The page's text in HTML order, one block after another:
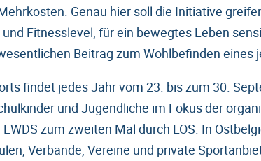
Genau hier soll die Initiative
Fitnesslevel, für ein bewegtes Leben
Beitrag zum Wohlbefinden eines
findet jedes Jahr vom 23. bis zum 30.
und Jugendliche im Fokus der
zum zweiten Mal durch LOS. In
Verbände, Vereine und private